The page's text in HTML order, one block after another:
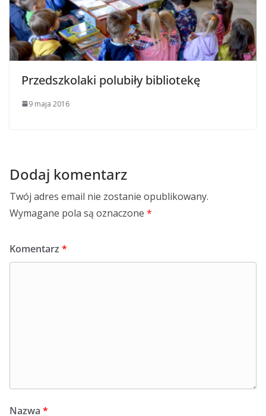
Przedszkolaki polubiły bibliotekę
9 maja 2016
Dodaj komentarz
Twój adres email nie zostanie opublikowany.
Wymagane pola są oznaczone *
Komentarz *
Nazwa *